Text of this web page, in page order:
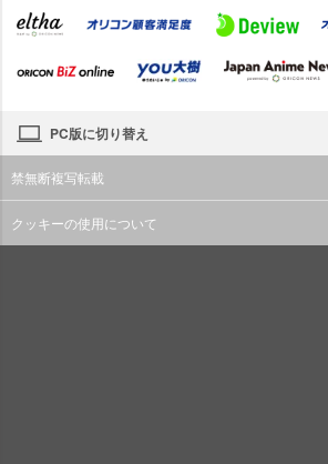
PC版に切り替え
禁無断複写転載
クッキーの使用について